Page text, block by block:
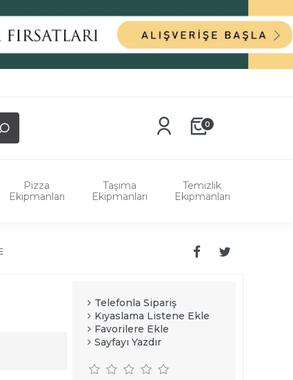
0
Pizza
Ekipmanları
Taşıma
Ekipmanları
Temizlik
Ekipmanları
Telefonla Sipariş
Kıyaslama Listene Ekle
Favorilere Ekle
Sayfayı Yazdır